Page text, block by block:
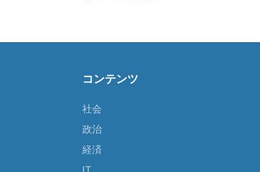
コンテンツ
社会
政治
経済
IT